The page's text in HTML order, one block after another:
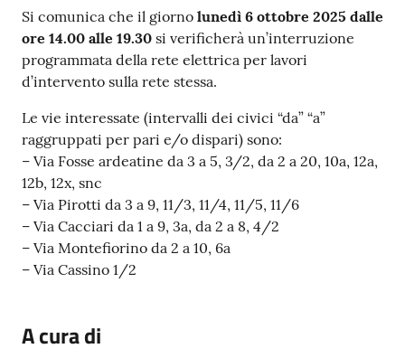
b
o
P
r
e
t
o
r
i
n
e
Contenuto
Si comunica che il giorno lunedì 6 ottobre 2025 dalle
ore 14.00 alle 19.30 si verificherà un’interruzione
programmata della rete elettrica per lavori
d’intervento sulla rete stessa.
Le vie interessate (intervalli dei civici “da” “a”
raggruppati per pari e/o dispari) sono:
– Via Fosse ardeatine da 3 a 5, 3/2, da 2 a 20, 10a, 12a,
12b, 12x, snc
– Via Pirotti da 3 a 9, 11/3, 11/4, 11/5, 11/6
– Via Cacciari da 1 a 9, 3a, da 2 a 8, 4/2
– Via Montefiorino da 2 a 10, 6a
– Via Cassino 1/2
A cura di